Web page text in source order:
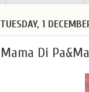
TUESDAY, 1
Mama Di